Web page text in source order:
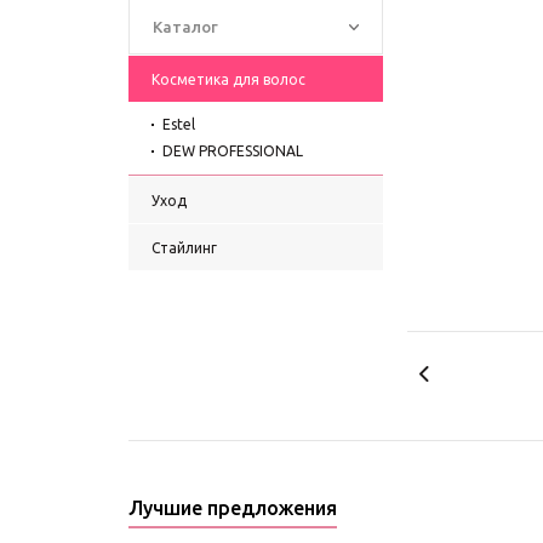
Каталог
Косметика для волос
Estel
DEW PROFESSIONAL
Уход
Стайлинг
Лучшие предложения